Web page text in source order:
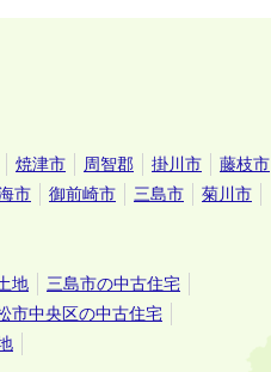
焼津市 周智郡 掛川市 藤枝市
市 御前崎市 三島市 菊川市
地
三島市の中古住宅
市中央区の中古住宅